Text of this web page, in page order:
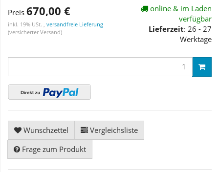
Preis 670,00 €
inkl. 19% USt. , versandfreie Lieferung
(versicherter Versand)
online & im Laden
verfügbar
Lieferzeit: 26 - 27
Werktage
Wunschzettel
Vergleichsliste
Frage zum Produkt